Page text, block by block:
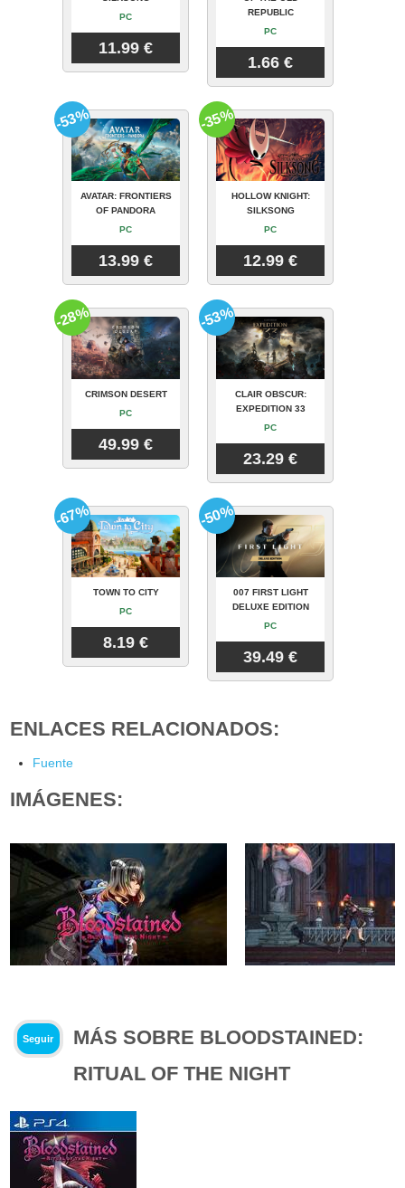
PC
11.99 €
REPUBLIC
PC
1.66 €
AVATAR: FRONTIERS
OF PANDORA
PC
13.99 €
-53%
HOLLOW KNIGHT:
SILKSONG
PC
12.99 €
-35%
CRIMSON DESERT
PC
49.99 €
-28%
CLAIR OBSCUR:
EXPEDITION 33
PC
23.29 €
-53%
TOWN TO CITY
PC
8.19 €
-67%
007 FIRST LIGHT
DELUXE EDITION
PC
39.49 €
-50%
ENLACES RELACIONADOS:
Fuente
IMÁGENES:
Seguir
MÁS SOBRE BLOODSTAINED:
RITUAL OF THE NIGHT